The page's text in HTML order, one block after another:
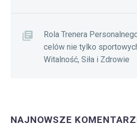
Rola Trenera
celów nie tylko
Witalność, Siła i Zdrowie
NAJNOWSZE